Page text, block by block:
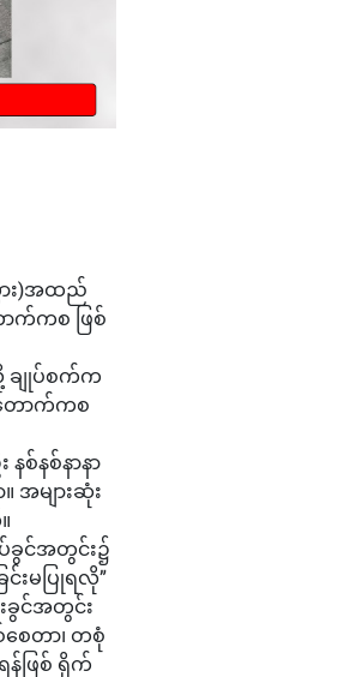
ား)အထည်
က်ကစ ဖြစ်
ချုပ်စက်က
ောက်ကစ
စ်နစ်နာနာ
အများဆုံး
ခွင်အတွင်း၌
းမပြုရလို”
ခွင်အတွင်း
စေတာ၊ တစုံ
ဖြစ် ရိုက်